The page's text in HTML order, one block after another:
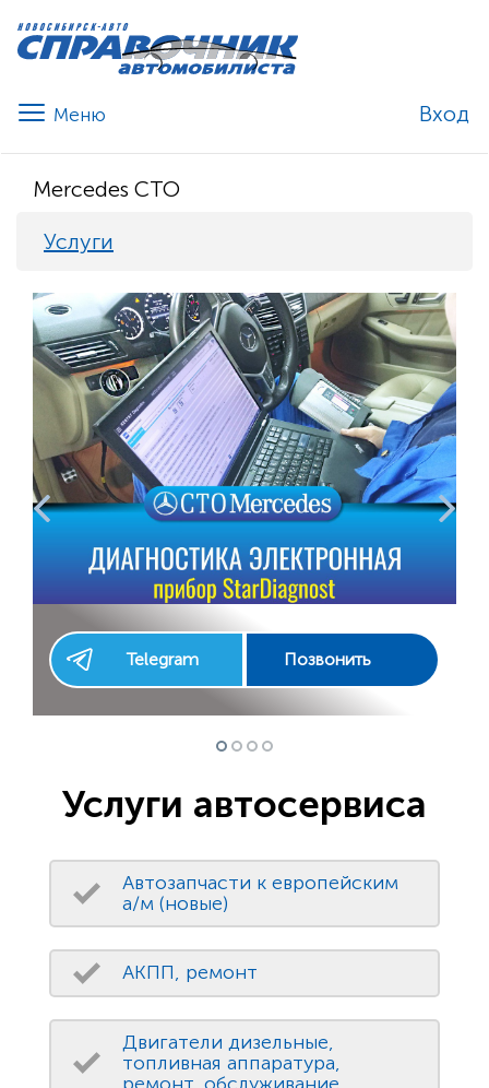
Вход
Mercedes СТО
Услуги
Telegram Позвонить
Previous
Услуги автосервиса
Автозапчасти к европейским
а/м (новые)
АКПП, ремонт
Двигатели дизельные,
топливная аппаратура,